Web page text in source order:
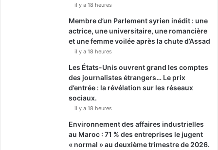
il y a 18 heures
Membre d’un Parlement syrien inédit : une
actrice, une universitaire, une romancière
et une femme voilée après la chute d’Assad
il y a 18 heures
Les États-Unis ouvrent grand les comptes
des journalistes étrangers… Le prix
d’entrée : la révélation sur les réseaux
sociaux.
il y a 18 heures
Environnement des affaires industrielles
au Maroc : 71 % des entreprises le jugent
« normal » au deuxième trimestre de 2026.